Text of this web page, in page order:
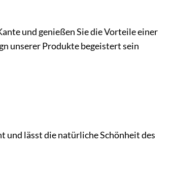
und genießen Sie die Vorteile einer
unserer Produkte begeistert sein
und lässt die natürliche Schönheit des